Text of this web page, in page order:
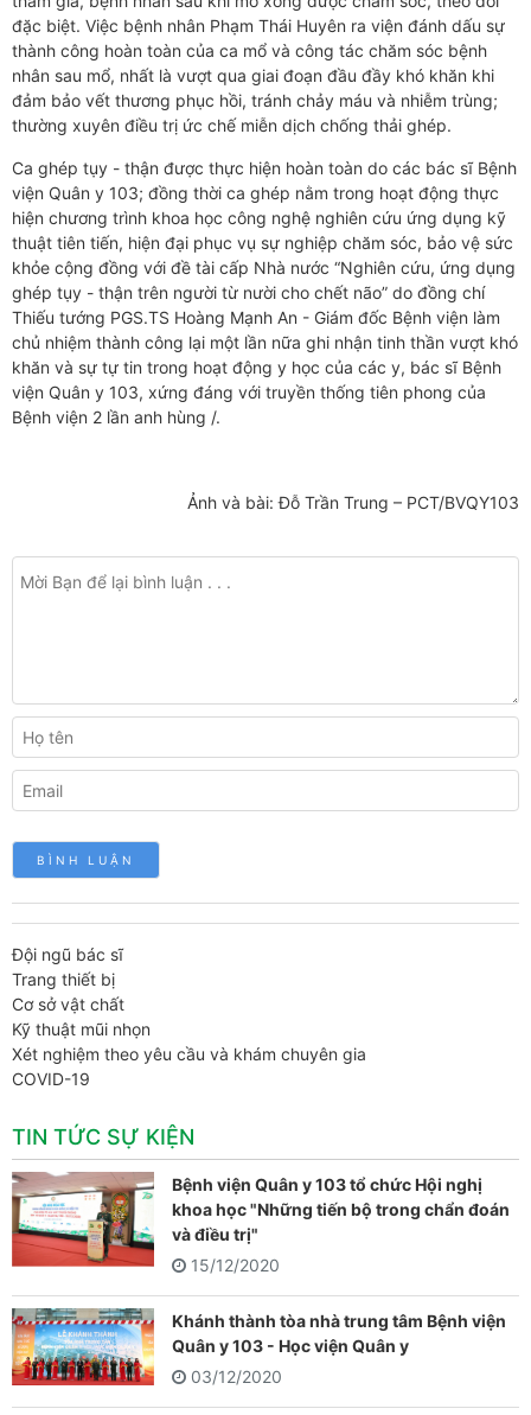
đặc biệt. Việc bệnh nhân Phạm Thái Huyên ra viện đánh dấu sự
thành công hoàn toàn của ca mổ và công tác chăm sóc bệnh
nhân sau mổ, nhất là vượt qua giai đoạn đầu đầy khó khăn khi
đảm bảo vết thương phục hồi, tránh chảy máu và nhiễm trùng;
thường xuyên điều trị ức chế miễn dịch chống thải ghép.
Ca ghép tụy - thận được thực hiện hoàn toàn do các bác sĩ Bệnh
viện Quân y 103; đồng thời ca ghép nằm trong hoạt động thực
hiện chương trình khoa học công nghệ nghiên cứu ứng dụng kỹ
thuật tiên tiến, hiện đại phục vụ sự nghiệp chăm sóc, bảo vệ sức
khỏe cộng đồng với đề tài cấp Nhà nước “Nghiên cứu, ứng dụng
ghép tụy - thận trên người từ nười cho chết não” do đồng chí
Thiếu tướng PGS.TS Hoàng Mạnh An - Giám đốc Bệnh viện làm
chủ nhiệm thành công lại một lần nữa ghi nhận tinh thần vượt khó
khăn và sự tự tin trong hoạt động y học của các y, bác sĩ Bệnh
viện Quân y 103, xứng đáng với truyền thống tiên phong của
Bệnh viện 2 lần anh hùng /.
Ảnh và bài: Đỗ Trần Trung – PCT/BVQY103
Đội ngũ bác sĩ
Trang thiết bị
Cơ sở vật chất
Kỹ thuật mũi nhọn
Xét nghiệm theo yêu cầu và khám chuyên gia
COVID-19
TIN TỨC SỰ KIỆN
Bệnh viện Quân y 103 tổ chức Hội nghị
khoa học "Những tiến bộ trong chẩn đoán
và điều trị"
15/12/2020
Khánh thành tòa nhà trung tâm Bệnh viện
Quân y 103 - Học viện Quân y
03/12/2020